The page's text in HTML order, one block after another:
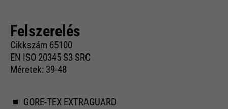
Felszerelés
Cikkszám 65100
EN ISO 20345 S3 SRC
Méretek: 39-48
GORE-TEX EXTRAGUARD